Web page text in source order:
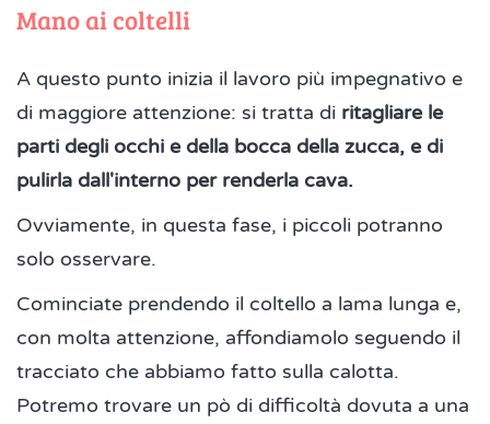
Mano ai coltelli
A questo punto inizia il lavoro più impegnativo e
di maggiore attenzione: si tratta di ritagliare le
parti degli occhi e della bocca della zucca, e di
pulirla dall'interno per renderla cava.
Ovviamente, in questa fase, i piccoli potranno
solo osservare.
Cominciate prendendo il coltello a lama lunga e,
con molta attenzione, affondiamolo seguendo il
tracciato che abbiamo fatto sulla calotta.
Potremo trovare un pò di difficoltà dovuta a una